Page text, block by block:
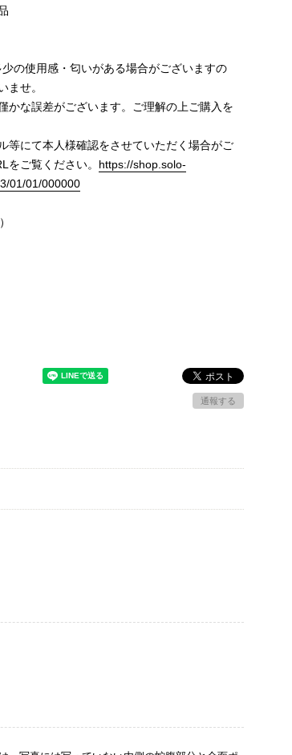
少の使用感・匂いがある場合がございますの
ませ。
かな誤差がございます。ご理解の上ご購入を
等にて本人様確認をさせていただく場合がご
をご覧ください。 https://shop.solo-
01/01/000000
通報する